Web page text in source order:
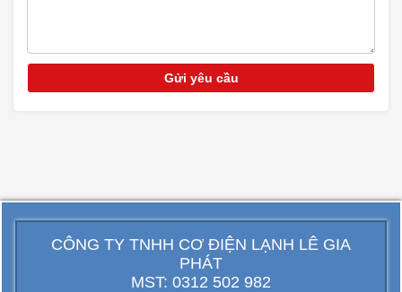
CÔNG TY TNHH CƠ ĐIỆN LẠNH LÊ GIA
PHÁT
MST: 0312 502 982